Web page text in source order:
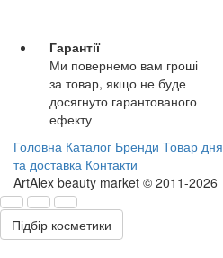
Гарантії
Ми повернемо вам гроші
за товар, якщо не буде
досягнуто гарантованого
ефекту
Головна Каталог Бренди Товар дня
та доставка Контакти
ArtAlex beauty market © 2011-2026
Підбір косметики